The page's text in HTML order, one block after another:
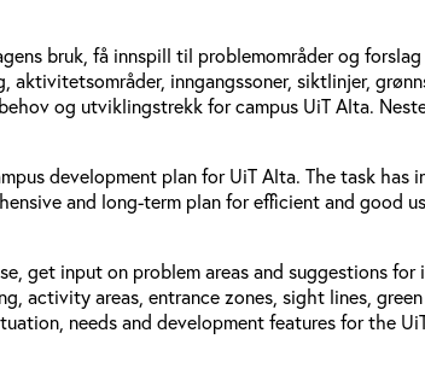
bruk, få innspill til problemområder og
inngangssoner, siktlinjer,
og utviklingstrekk for campus UiT Alta.
development plan for UiT Alta. The task
and long-term plan for efficient and good
get input on problem areas and suggestions
activity areas, entrance zones, sight lines,
needs and development features for the